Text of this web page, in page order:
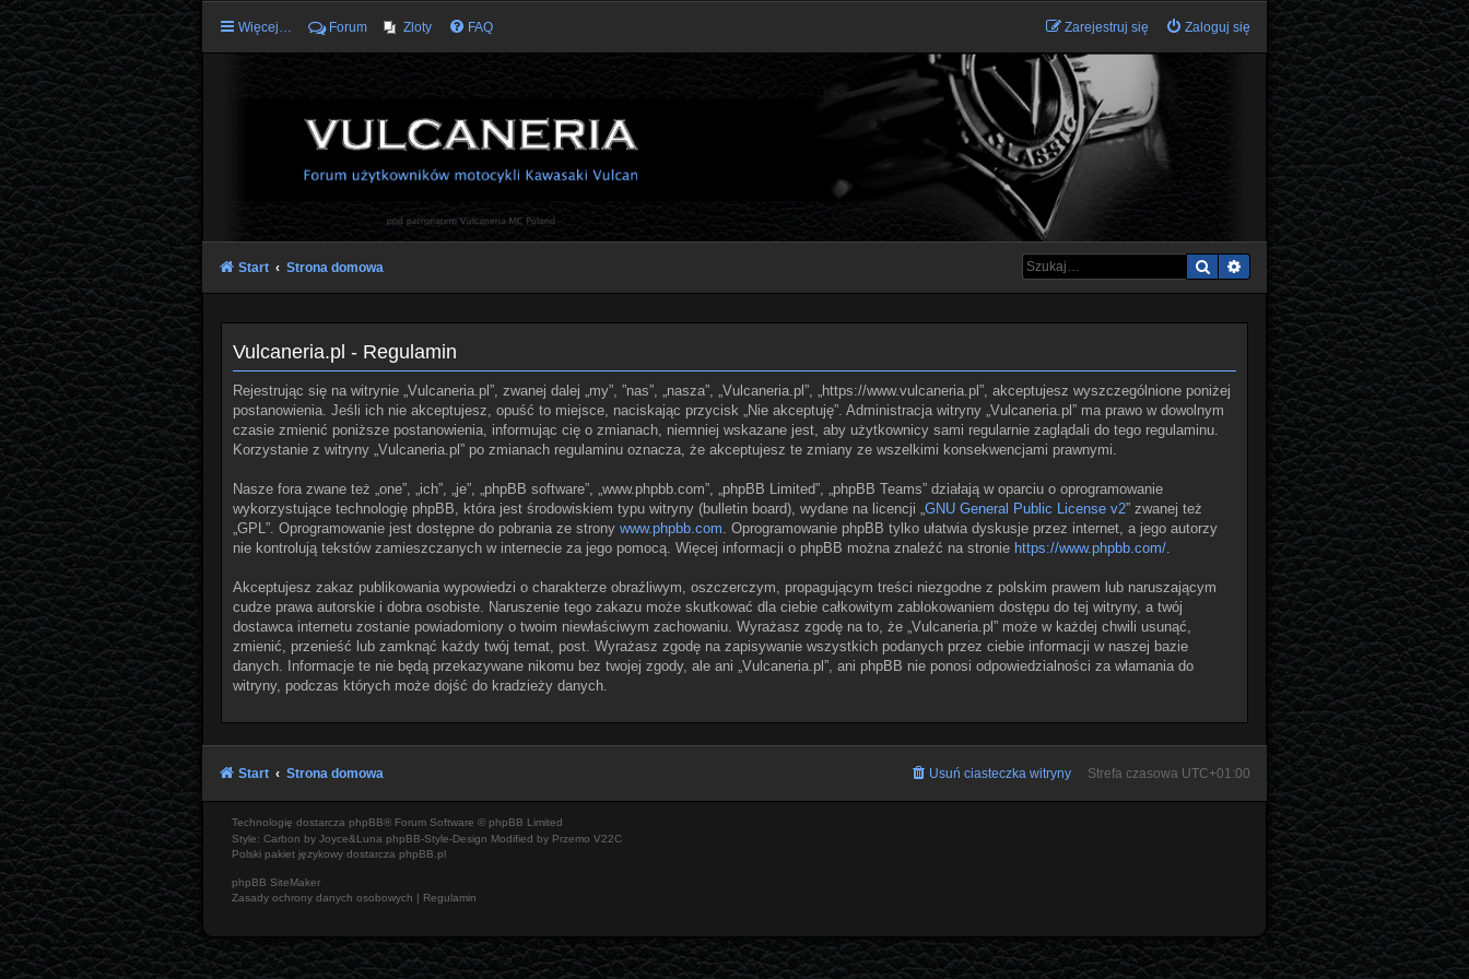
Więcej… Forum Zloty FAQ Zaloguj się
Zarejestruj się
Szukaj Wyszukiwanie zaawansowane
Start Strona domowa
Vulcaneria.pl - Regulamin
Rejestrując się na witrynie „Vulcaneria.pl”, zwanej dalej „my”, ”nas”, „nasza”, „Vulcaneria.pl”, „https://www.vulcaneria.pl”, akceptujesz wyszczególnione poniżej
postanowienia. Jeśli ich nie akceptujesz, opuść to miejsce, naciskając przycisk „Nie akceptuję”. Administracja witryny „Vulcaneria.pl” ma prawo w dowolnym
czasie zmienić poniższe postanowienia, informując cię o zmianach, niemniej wskazane jest, aby użytkownicy sami regularnie zaglądali do tego regulaminu.
Korzystanie z witryny „Vulcaneria.pl” po zmianach regulaminu oznacza, że akceptujesz te zmiany ze wszelkimi konsekwencjami prawnymi.
Nasze fora zwane też „one”, „ich”, „je”, „phpBB software”, „www.phpbb.com”, „phpBB Limited”, „phpBB Teams” działają w oparciu o oprogramowanie
wykorzystujące technologię phpBB, która jest środowiskiem typu witryny (bulletin board), wydane na licencji „ GNU General Public License v2” zwanej też
„GPL”. Oprogramowanie jest dostępne do pobrania ze strony www.phpbb.com . Oprogramowanie phpBB tylko ułatwia dyskusje przez internet, a jego autorzy
nie kontrolują tekstów zamieszczanych w internecie za jego pomocą. Więcej informacji o phpBB można znaleźć na stronie https://www.phpbb.com/.
Akceptujesz zakaz publikowania wypowiedzi o charakterze obraźliwym, oszczerczym, propagującym treści niezgodne z polskim prawem lub naruszającym
cudze prawa autorskie i dobra osobiste. Naruszenie tego zakazu może skutkować dla ciebie całkowitym zablokowaniem dostępu do tej witryny, a twój
dostawca internetu zostanie powiadomiony o twoim niewłaściwym zachowaniu. Wyrażasz zgodę na to, że „Vulcaneria.pl” może w każdej chwili usunąć,
zmienić, przenieść lub zamknąć każdy twój temat, post. Wyrażasz zgodę na zapisywanie wszystkich podanych przez ciebie informacji w naszej bazie
danych. Informacje te nie będą przekazywane nikomu bez twojej zgody, ale ani „Vulcaneria.pl”, ani phpBB nie ponosi odpowiedzialności za włamania do
witryny, podczas których może dojść do kradzieży danych.
Start Strona domowa Strefa czasowa UTC+01:00
Usuń ciasteczka witryny
Technologię dostarcza phpBB® Forum Software © phpBB Limited
Style: Carbon by Joyce&Luna phpBB-Style-Design Modified by Przemo V22C
Polski pakiet językowy dostarcza phpBB.pl
phpBB SiteMaker
Zasady ochrony danych osobowych | Regulamin